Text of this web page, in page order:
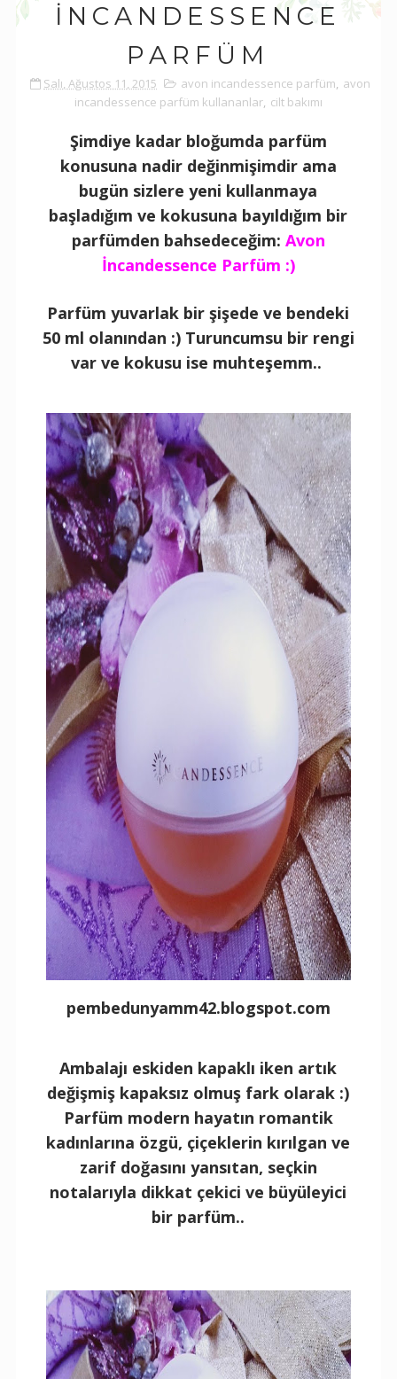
İNCANDESSENCE
PARFÜM
Salı, Ağustos 11, 2015 avon incandessence parfüm, avon
incandessence parfüm kullananlar, cilt bakımı
Şimdiye kadar bloğumda parfüm
konusuna nadir değinmişimdir ama
bugün sizlere yeni kullanmaya
başladığım ve kokusuna bayıldığım bir
parfümden bahsedeceğim: Avon
İncandessence Parfüm :)
Parfüm yuvarlak bir şişede ve bendeki
50 ml olanından :) Turuncumsu bir rengi
var ve kokusu ise muhteşemm..
pembedunyamm42.blogspot.com
Ambalajı eskiden kapaklı iken artık
değişmiş kapaksız olmuş fark olarak :)
Parfüm modern hayatın romantik
kadınlarına özgü, çiçeklerin kırılgan ve
zarif doğasını yansıtan, seçkin
notalarıyla dikkat çekici ve büyüleyici
bir parfüm..